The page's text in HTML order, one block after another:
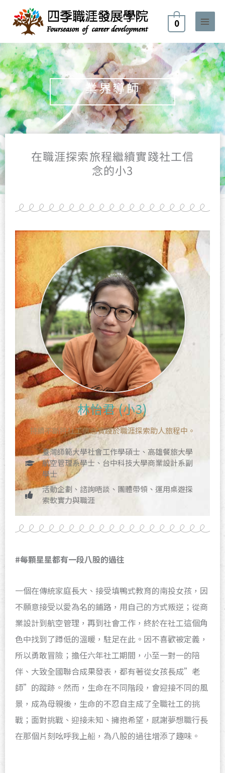
內
容
0
業界導師
在職涯探索旅程繼續實踐社工信
念的小3
林怡君 (小3)
持續不斷將社工信念實踐於職涯探索助人旅程中。
臺灣師範大學社會工作學碩士、高雄餐旅大學
航空管理系學士、台中科技大學商業設計系副
學士
活動企劃、諮詢晤談、團體帶領、運用桌遊探
索軟實力與職涯
#每顆星星都有一段八股的過往
一個在傳統家庭長大、接受填鴨式教育的南投女孩，因
不願意接受以愛為名的鋪路，用自己的方式叛逆；從商
業設計到航空管理，再到社會工作，終於在社工這個角
色中找到了蹲低的溫暖，駐足在此。因不喜歡被定義，
所以勇敢冒險；擔任六年社工期間，小至一對一的陪
伴、大致全國聯合成果發表，都有著從女孩長成”老
師”的蹤跡。然而，生命在不同階段，會迎接不同的風
景，成為母親後，生命的不忍自主成了全職社工的挑
戰；面對挑戰、迎接未知、擁抱希望，感謝夢想職行長
在那個片刻吆呼我上船，為八股的過往增添了趣味。